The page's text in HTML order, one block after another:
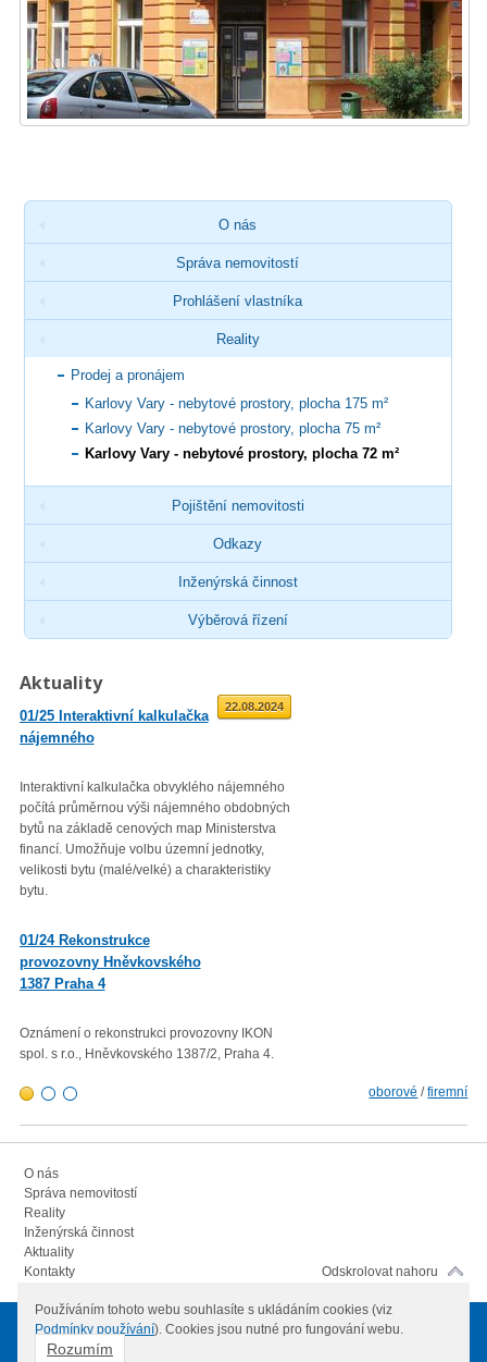
Používáním tohoto webu souhlasíte s ukládáním cookies (viz
Podmínky používání). Cookies jsou nutné pro fungování webu.
Rozumím
O nás
Správa nemovitostí
Prohlášení vlastníka
Reality
Prodej a pronájem
Karlovy Vary - nebytové prostory, plocha 175 m²
Karlovy Vary - nebytové prostory, plocha 75 m²
Karlovy Vary - nebytové prostory, plocha 72 m²
Pojištění nemovitosti
Odkazy
Inženýrská činnost
Výběrová řízení
Aktuality
01/25 Interaktivní kalkulačka
nájemného
01.09.2025
Interaktivní kalkulačka obvyklého nájemného
počítá průměrnou výši nájemného obdobných
bytů na základě cenových map Ministerstva
financí. Umožňuje volbu územní jednotky,
velikosti bytu (malé/velké) a charakteristiky
bytu.
01/24 Rekonstrukce
provozovny Hněvkovského
1387 Praha 4
22.08.2024
Oznámení o rekonstrukci provozovny IKON
spol. s r.o., Hněvkovského 1387/2, Praha 4.
02/23 Zveřejnění průměrné
oborové /firemní
O nás
Správa nemovitostí
Reality
Inženýrská činnost
Aktuality
Kontakty
Odskrolovat nahoru
© 2012IKON spol. s.r.o. Všechna práva vyhrazena